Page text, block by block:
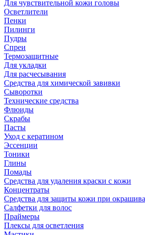
Для чувствительной кожи головы
Осветлители
Пенки
Пилинги
Пудры
Спреи
Термозащитные
Для укладки
Для расчесывания
Средства для химической завивки
Сыворотки
Технические средства
Флюиды
Скрабы
Пасты
Уход с кератином
Эссенции
Тоники
Глины
Помады
Средства для удаления краски с кожи
Концентраты
Средства для защиты кожи при
Салфетки для волос
Праймеры
Плексы для осветления